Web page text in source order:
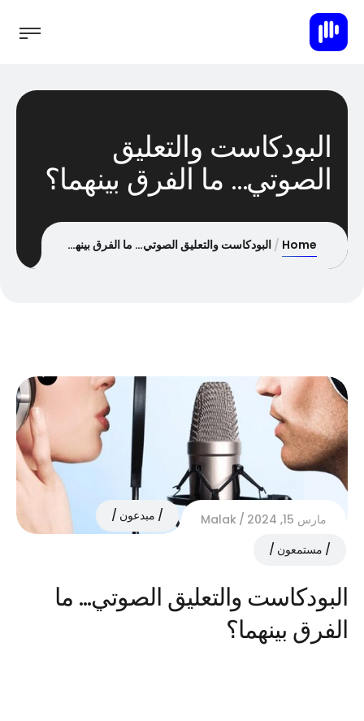
البودكاست والتعليق
الصوتي… ما الفرق بينهما؟
Home البودكاست والتعليق الصوتي… ما الفرق بينهما؟
مارس 15, 2024 Malak مبدعون
مستمعون
البودكاست والتعليق الصوتي… ما
الفرق بينهما؟